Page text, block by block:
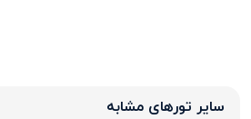
سایر تورهای مشابه